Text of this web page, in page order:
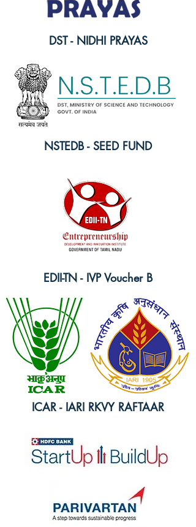
DST - NIDHI PRAYAS
NSTEDB - SEED FUND
EDII-TN - IVP Voucher B
ICAR - IARI RKVY RAFTAAR